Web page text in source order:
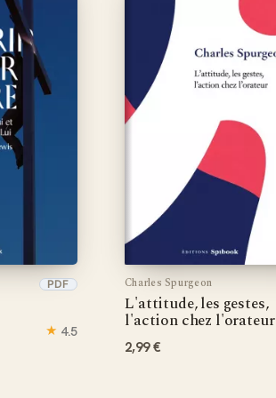
PDF
★ 4.5
Charles Spurgeon
L'attitude, les gestes,
l'action chez l'orateur
2,99 €